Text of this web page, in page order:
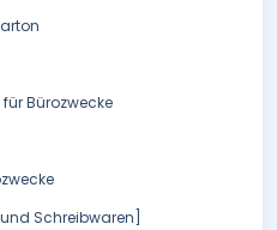
Bürozwecke
Schreibwaren]